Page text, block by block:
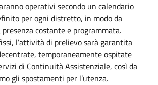
operativi secondo un calendario
per ogni distretto, in modo da
costante e programmata.
l’attività di prelievo sarà garantita
temporaneamente ospitate
di Continuità Assistenziale, così da
gli spostamenti per l’utenza.